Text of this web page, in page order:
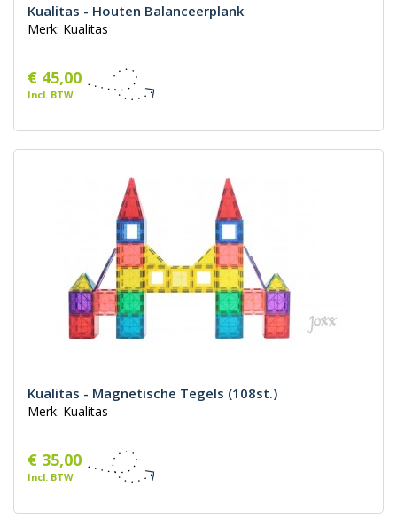
Kualitas - Houten Balanceerplank
Merk: Kualitas
€ 45,00
Incl. BTW
Kualitas - Magnetische Tegels (108st.)
Merk: Kualitas
€ 35,00
Incl. BTW